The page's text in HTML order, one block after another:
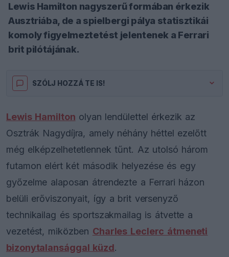
Lewis Hamilton nagyszerű formában érkezik
Ausztriába, de a spielbergi pálya statisztikái
komoly figyelmeztetést jelentenek a Ferrari
brit pilótájának.
SZÓLJ HOZZÁ TE IS!
Lewis Hamilton olyan lendülettel érkezik az
Osztrák Nagydíjra, amely néhány héttel ezelőtt
még elképzelhetetlennek tűnt. Az utolsó három
futamon elért két második helyezése és egy
győzelme alaposan átrendezte a Ferrari házon
belüli erőviszonyait, így a brit versenyző
technikailag és sportszakmailag is átvette a
vezetést, miközben Charles Leclerc átmeneti
bizonytalansággal küzd.